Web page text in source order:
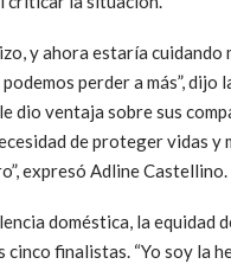
y ahora estaría cuidando
perder a más”, dijo
dio ventaja sobre sus
de proteger vidas y
expresó Adline Castellino.
doméstica, la equidad
finalistas. “Yo soy la